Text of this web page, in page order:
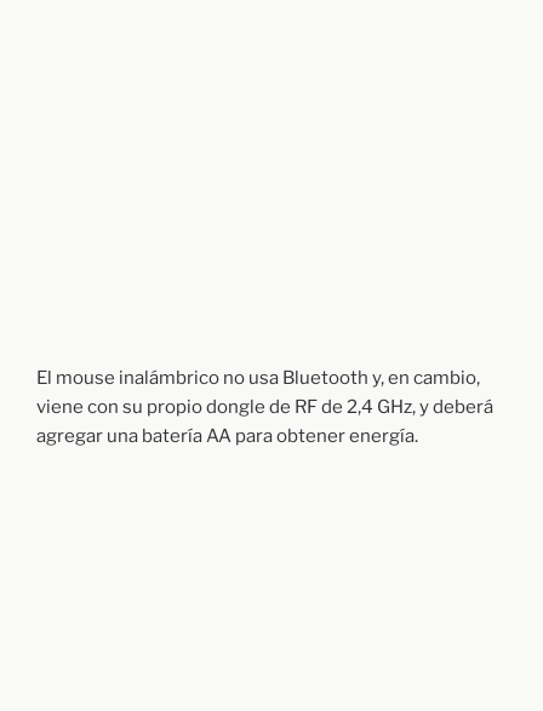
El mouse inalámbrico no usa Bluetooth y, en cambio,
viene con su propio dongle de RF de 2,4 GHz, y deberá
agregar una batería AA para obtener energía.